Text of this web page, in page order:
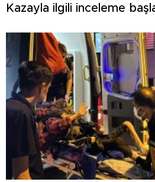
Kazayla ilgili inceleme